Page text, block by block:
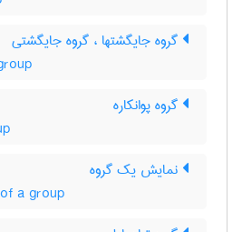
گروه جایگشتها ، گروه جایگشتی
گروه پوانکاره
نمایش یک گروه
a group